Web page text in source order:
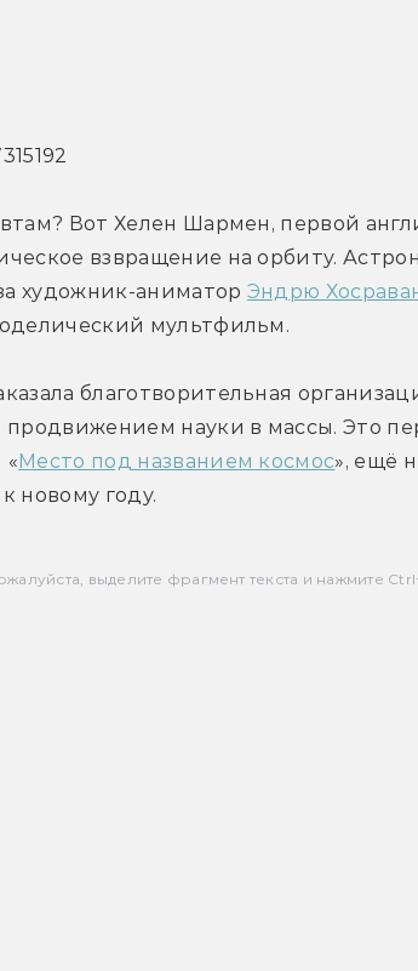
Вот Хелен Шармен, первой
взвращение на орбиту.
художник-аниматор Эндрю
мультфильм.
благотворительная
продвижением науки в массы. Это
« Место под названием космос», ещё
новому году.
выделите фрагмент текста и нажмите